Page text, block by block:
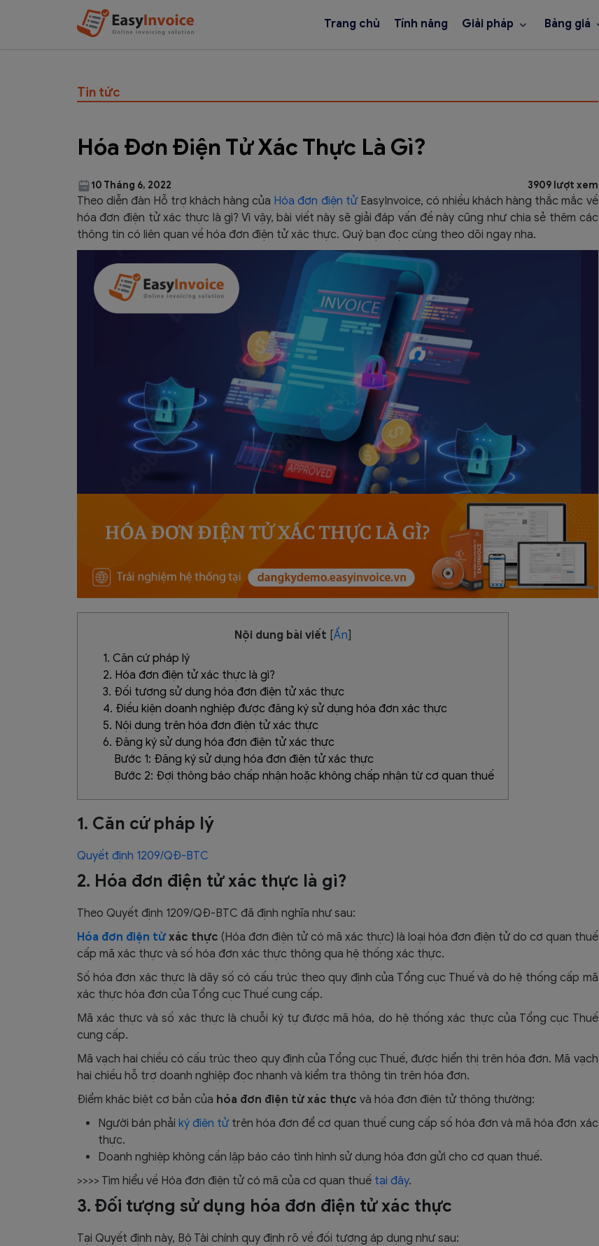
Trang chủ Tính năng Giải pháp Bảng giá
Tin tức
Hóa Đơn Điện Tử Xác Thực Là Gì?
10 Tháng 6, 2022 3909 lượt xem
Theo diễn đàn Hỗ trợ khách hàng của Hóa đơn điện tửEasyInvoice, có nhiều khách hàng thắc mắc về
hóa đơn điện tử xác thực là gì? Vì vậy, bài viết này sẽ giải đáp vấn đề này cũng như chia sẻ thêm các
thông tin có liên quan về hóa đơn điện tử xác thực. Quý bạn đọc cùng theo dõi ngay nha.
Nội dung bài viết [Ẩn]
1. Căn cứ pháp lý
2. Hóa đơn điện tử xác thực là gì?
3. Đối tượng sử dụng hóa đơn điện tử xác thực
4. Điều kiện doanh nghiệp được đăng ký sử dụng hóa đơn xác thực
5. Nội dung trên hóa đơn điện tử xác thực
6. Đăng ký sử dụng hóa đơn điện tử xác thực
Bước 1: Đăng ký sử dụng hóa đơn điện tử xác thực
Bước 2: Đợi thông báo chấp nhận hoặc không chấp nhận từ cơ quan thuế
1. Căn cứ pháp lý
Quyết định 1209/QĐ-BTC
2. Hóa đơn điện tử xác thực là gì?
Theo Quyết định 1209/QĐ-BTC đã định nghĩa như sau:
Hóa đơn điện tửxác thực (Hóa đơn điện tử có mã xác thực) là loại hóa đơn điện tử do cơ quan thuế
cấp mã xác thực và số hóa đơn xác thực thông qua hệ thống xác thực.
Số hóa đơn xác thực là dãy số có cấu trúc theo quy định của Tổng cục Thuế và do hệ thống cấp mã
xác thực hóa đơn của Tổng cục Thuế cung cấp.
Mã xác thực và số xác thực là chuỗi ký tự được mã hóa, do hệ thống xác thực của Tổng cục Thuế
cung cấp.
Mã vạch hai chiều có cấu trúc theo quy định của Tổng cục Thuế, được hiển thị trên hóa đơn. Mã vạch
hai chiều hỗ trợ doanh nghiệp đọc nhanh và kiểm tra thông tin trên hóa đơn.
Điểm khác biệt cơ bản của hóa đơn điện tử xác thực và hóa đơn điện tử thông thường:
Người bán phải ký điện tửtrên hóa đơn để cơ quan thuế cung cấp số hóa đơn và mã hóa đơn xác
thực.
Doanh nghiệp không cần lập báo cáo tình hình sử dụng hóa đơn gửi cho cơ quan thuế.
>>>> Tìm hiểu về Hóa đơn điện tử có mã của cơ quan thuế tại đây.
3. Đối tượng sử dụng hóa đơn điện tử xác thực
Tại Quyết định này, Bộ Tài chính quy định rõ về đối tượng áp dụng như sau: